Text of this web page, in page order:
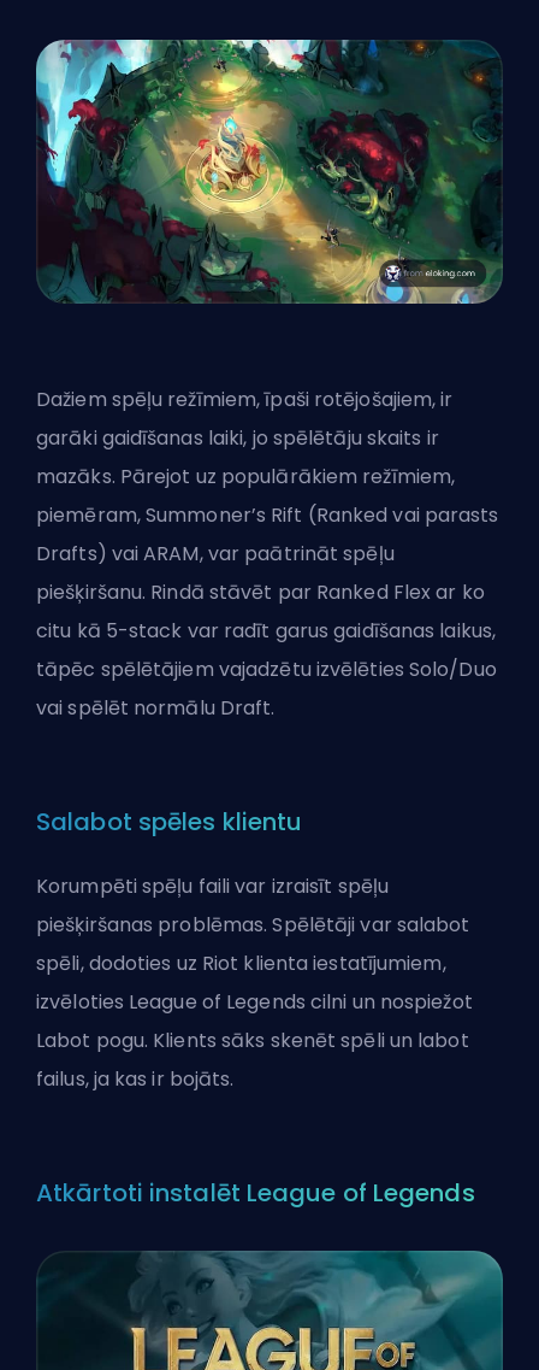
Dažiem spēļu režīmiem, īpaši rotējošajiem, ir
garāki gaidīšanas laiki, jo spēlētāju skaits ir
mazāks. Pārejot uz populārākiem režīmiem,
piemēram, Summoner’s Rift (Rankedvai parasts
Drafts) vai ARAM, var paātrināt spēļu
piešķiršanu. Rindā stāvēt par Ranked Flex ar ko
citu kā 5-stack var radīt garus gaidīšanas laikus,
tāpēc spēlētājiem vajadzētu izvēlēties Solo/Duo
vai spēlēt normālu Draft.
Salabot spēles klientu
Korumpēti spēļu faili var izraisīt spēļu
piešķiršanas problēmas. Spēlētāji var salabot
spēli, dodoties uz Riot klienta iestatījumiem,
izvēloties League of Legends cilni un nospiežot
Labot pogu. Klients sāks skenēt spēli un labot
failus, ja kas ir bojāts.
Atkārtoti instalēt League of Legends